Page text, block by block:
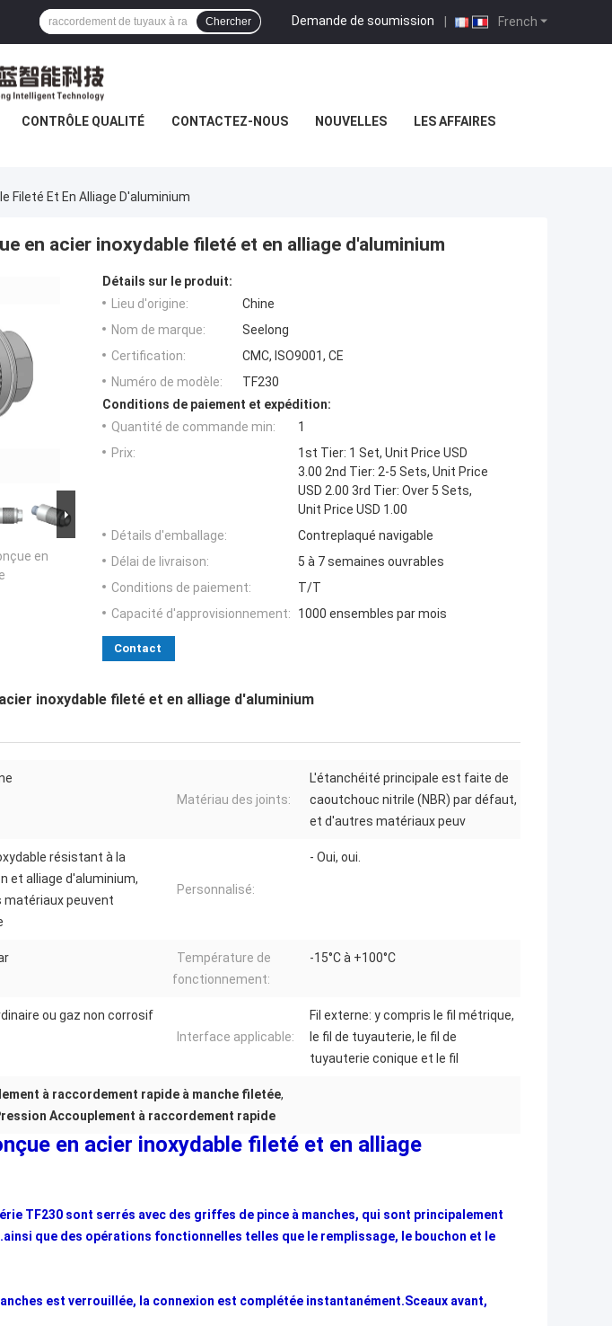
French
Demande de soumission |
Chercher
CONTRÔLE QUALITÉ CONTACTEZ-NOUS NOUVELLES LES AFFAIRES
Fileté Et En Alliage D'aluminium
en acier inoxydable fileté et en alliage d'aluminium
en
Détails sur le produit:
Lieu d'origine:
Chine
Nom de marque:
Seelong
Certification:
CMC, ISO9001, CE
Numéro de modèle:
TF230
Conditions de paiement et expédition:
Quantité de commande min:
1
Prix:
1st Tier: 1 Set, Unit Price USD
3.00 2nd Tier: 2-5 Sets, Unit Price
USD 2.00 3rd Tier: Over 5 Sets,
Unit Price USD 1.00
Détails d'emballage:
Contreplaqué navigable
Délai de livraison:
5 à 7 semaines ouvrables
Conditions de paiement:
T/T
Capacité d'approvisionnement:
1000 ensembles par mois
Contact
inoxydable fileté et en alliage d'aluminium
Matériau des joints:
L'étanchéité principale est faite de
caoutchouc nitrile (NBR) par défaut,
et d'autres matériaux peuv
résistant à la
et alliage d'aluminium,
matériaux peuvent
Personnalisé:
- Oui, oui.
Température de
fonctionnement:
-15°C à +100°C
ou gaz non corrosif
Interface applicable:
Fil externe: y compris le fil métrique,
le fil de tuyauterie, le fil de
tuyauterie conique et le fil
à raccordement rapide à manche filetée,
Accouplement à raccordement rapide
en acier inoxydable fileté et en alliage
TF230 sont serrés avec des griffes de pince à manches, qui sont principalement
que des opérations fonctionnelles telles que le remplissage, le bouchon et le
est verrouillée, la connexion est complétée instantanément.Sceaux avant,